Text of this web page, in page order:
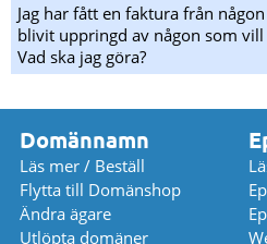
Jag har fått en faktura från
blivit uppringd av någon som
Vad ska jag göra?
Domännamn
Läs mer / Beställ
Flytta till Domänshop
Ändra ägare
Utlöpta domäner